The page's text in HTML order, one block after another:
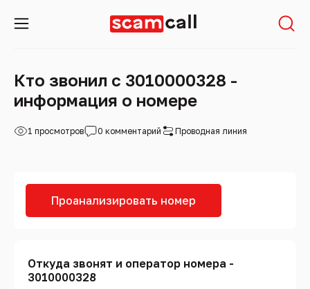
Кто звонил с 3010000328 -
информация о номере
1 просмотров 0 комментарий Проводная линия
Проанализировать номер
Откуда звонят и оператор номера -
3010000328